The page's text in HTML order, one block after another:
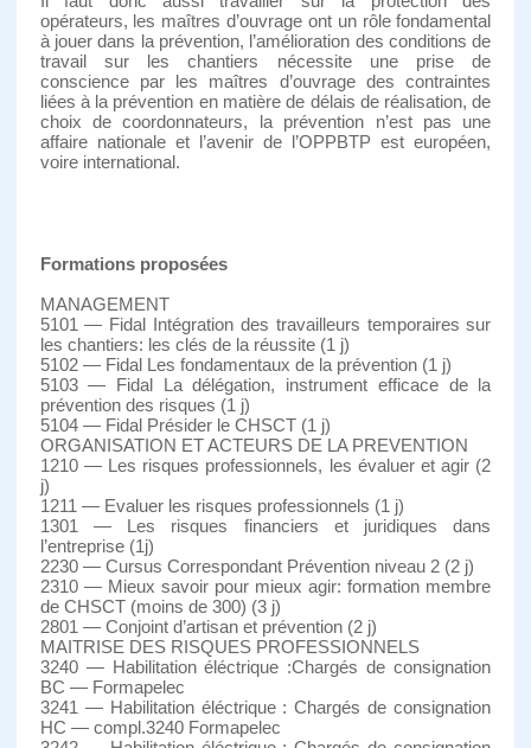
opérateurs, les maîtres d’ouvrage ont un rôle fondamental
à jouer dans la prévention, l’amélioration des conditions de
travail sur les chantiers nécessite une prise de
conscience par les maîtres d’ouvrage des contraintes
liées à la prévention en matière de délais de réalisation, de
choix de coordonnateurs, la prévention n’est pas une
affaire nationale et l’avenir de l’OPPBTP est européen,
voire international.
Formations proposées
MANAGEMENT
5101 — Fidal Intégration des travailleurs temporaires sur
les chantiers: les clés de la réussite (1 j)
5102 — Fidal Les fondamentaux de la prévention (1 j)
5103 — Fidal La délégation, instrument efficace de la
prévention des risques (1 j)
5104 — Fidal Présider le CHSCT (1 j)
ORGANISATION ET ACTEURS DE LA PREVENTION
1210 — Les risques professionnels, les évaluer et agir (2
j)
1211 — Evaluer les risques professionnels (1 j)
1301 — Les risques financiers et juridiques dans
l’entreprise (1j)
2230 — Cursus Correspondant Prévention niveau 2 (2 j)
2310 — Mieux savoir pour mieux agir: formation membre
de CHSCT (moins de 300) (3 j)
2801 — Conjoint d’artisan et prévention (2 j)
MAITRISE DES RISQUES PROFESSIONNELS
3240 — Habilitation éléctrique :Chargés de consignation
BC — Formapelec
3241 — Habilitation éléctrique : Chargés de consignation
HC — compl.3240 Formapelec